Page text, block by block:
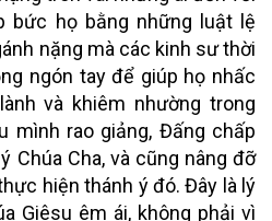
bức họ bằng những luật lệ
nặng mà các kinh sư thời
ngón tay để giúp họ nhấc
và khiêm nhường trong
mình rao giảng, Đấng chấp
Chúa Cha, và cũng nâng đỡ
hiện thánh ý đó. Đây là lý
Giêsu êm ái, không phải vì